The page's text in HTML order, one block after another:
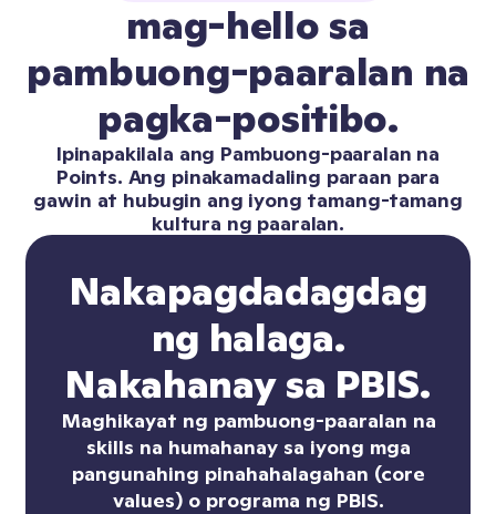
mag-hello sa
pambuong-paaralan na
pagka-positibo.
Ipinapakilala ang Pambuong-paaralan na
Points. Ang pinakamadaling paraan para
gawin at hubugin ang iyong tamang-tamang
kultura ng paaralan.
Nakapagdadagdag
ng halaga.
Nakahanay sa PBIS.
Maghikayat ng pambuong-paaralan na
skills na humahanay sa iyong mga
pangunahing pinahahalagahan (core
values) o programa ng PBIS.